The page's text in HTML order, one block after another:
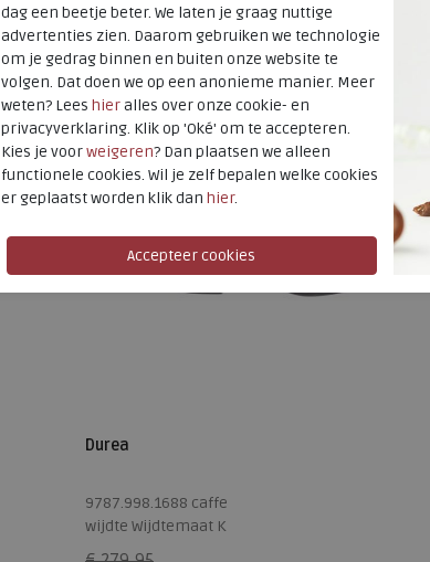
Durea
9787.998.1688 caffe
wijdte Wijdtemaat K
dag een beetje beter. We laten je graag nuttige
advertenties zien. Daarom gebruiken we technologie
om je gedrag binnen en buiten onze website te
volgen. Dat doen we op een anonieme manier. Meer
weten? Lees hieralles over onze cookie- en
privacyverklaring. Klik op 'Oké' om te accepteren.
Kies je voorweigeren? Dan plaatsen we alleen
functionele cookies. Wil je zelf bepalen welke cookies
er geplaatst worden klik dan hier.